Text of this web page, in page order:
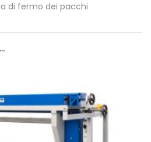
di fermo dei pacchi